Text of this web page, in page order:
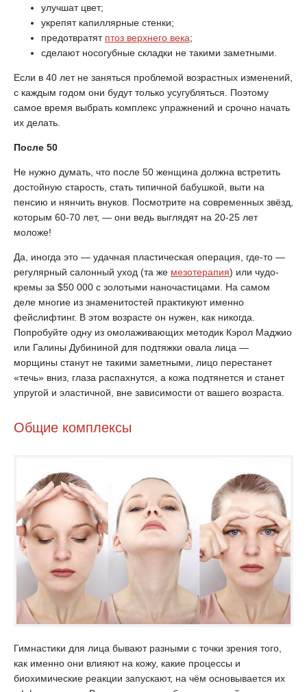
улучшат цвет;
укрепят капиллярные стенки;
предотвратят птоз верхнего века;
сделают носогубные складки не такими заметными.
Если в 40 лет не заняться проблемой возрастных изменений,
с каждым годом они будут только усугубляться. Поэтому
самое время выбрать комплекс упражнений и срочно начать
их делать.
После 50
Не нужно думать, что после 50 женщина должна встретить
достойную старость, стать типичной бабушкой, выти на
пенсию и нянчить внуков. Посмотрите на современных звёзд,
которым 60-70 лет, — они ведь выглядят на 20-25 лет
моложе!
Да, иногда это — удачная пластическая операция, где-то —
регулярный салонный уход (та же мезотерапия) или чудо-
кремы за $50 000 с золотыми наночастицами. На самом
деле многие из знаменитостей практикуют именно
фейслифтинг. В этом возрасте он нужен, как никогда.
Попробуйте одну из омолаживающих методик Кэрол Маджио
или Галины Дубининой для подтяжки овала лица —
морщины станут не такими заметными, лицо перестанет
«течь» вниз, глаза распахнутся, а кожа подтянется и станет
упругой и эластичной, вне зависимости от вашего возраста.
Общие комплексы
Гимнастики для лица бывают разными с точки зрения того,
как именно они влияют на кожу, какие процессы и
биохимические реакции запускают, на чём основывается их